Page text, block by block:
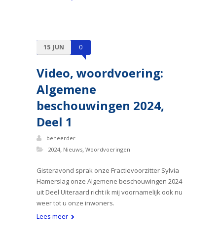
15 JUN 0
Video, woordvoering:
Algemene
beschouwingen 2024,
Deel 1
beheerder
2024, Nieuws, Woordvoeringen
Gisteravond sprak onze Fractievoorzitter Sylvia
Hamerslag onze Algemene beschouwingen 2024
uit Deel Uiteraard richt ik mij voornamelijk ook nu
weer tot u onze inwoners.
Lees meer